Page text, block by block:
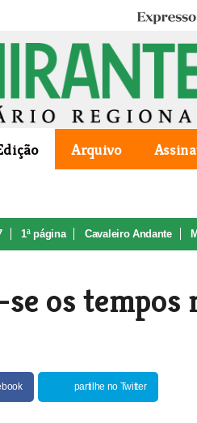
Expresso
Arquivo
1ª página Cavaleiro Andante
os tempos
partilhe no Twitter